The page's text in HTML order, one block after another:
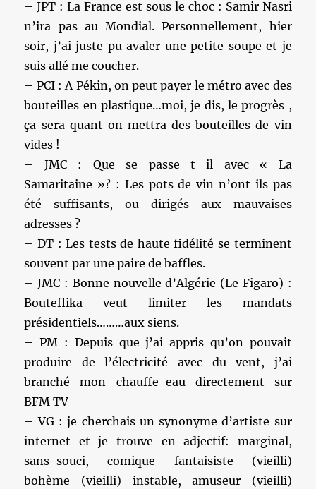
– JPT : La France est sous le choc : Samir Nasri
n’ira pas au Mondial. Personnellement, hier
soir, j’ai juste pu avaler une petite soupe et je
suis allé me coucher.
– PCI : A Pékin, on peut payer le métro avec des
bouteilles en plastique…moi, je dis, le progrès ,
ça sera quant on mettra des bouteilles de vin
vides !
– JMC : Que se passe t il avec « La
Samaritaine »? : Les pots de vin n’ont ils pas
été suffisants, ou dirigés aux mauvaises
adresses ?
– DT : Les tests de haute fidélité se terminent
souvent par une paire de baffles.
– JMC : Bonne nouvelle d’Algérie (Le Figaro) :
Bouteflika veut limiter les mandats
présidentiels………aux siens.
– PM : Depuis que j’ai appris qu’on pouvait
produire de l’électricité avec du vent, j’ai
branché mon chauffe-eau directement sur
BFM TV
– VG : je cherchais un synonyme d’artiste sur
internet et je trouve en adjectif: marginal,
sans-souci, comique fantaisiste (vieilli)
bohème (vieilli) instable, amuseur (vieilli)